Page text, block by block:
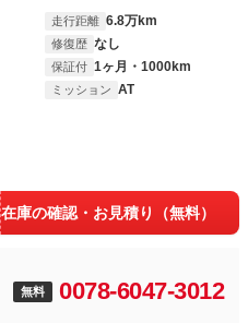
走行距離 6.8万km
修復歴 なし
保証付 1ヶ月・1000km
ミッション AT
在庫の確認・お見積り（無料）
無料 0078-6047-3012